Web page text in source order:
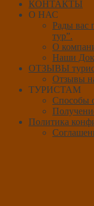
КОНТАКТЫ
О НАС
Рады вас
тур”.
О
Наши
ОТЗЫВЫ
Отзывы
ТУРИСТАМ
Способы
Политика